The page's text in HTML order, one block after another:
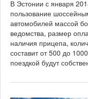
В Эстонии с января
пользование
автомобилей массой
ведомства, размер
наличия прицепа,
составит от 500 до
поездкой будут